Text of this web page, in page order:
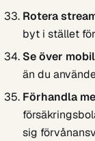
Rotera
byt i stället
Se över
än du
Förhandla
sig